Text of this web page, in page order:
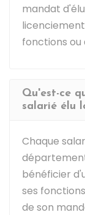
mandat
fonctions ou
Qu'est-ce
salarié élu
Chaque
bénéficier
ses
de son